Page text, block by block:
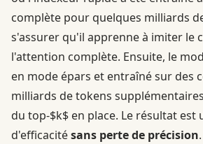
complète pour quelques milliards
s'assurer qu'il apprenne à imiter le
l'attention complète. Ensuite, le
en mode épars et entraîné sur des
milliards de tokens
du top-$k$ en place. Le résultat est
d'efficacitésans perte de précision